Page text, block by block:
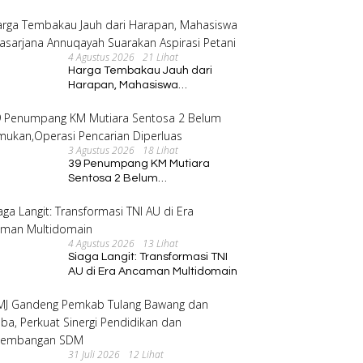
4 Agustus 2026 21 Lihat
Harga Tembakau Jauh dari
Harapan, Mahasiswa
Suarakan Aspirasi Petani
3 Agustus 2026 18 Lihat
39 Penumpang KM Mutiara
Sentosa 2 Belum
Diperluas
4 Agustus 2026 13 Lihat
Siaga Langit: Transformasi TNI
AU di Era Ancaman Multidomain
31 Juli 2026 12 Lihat